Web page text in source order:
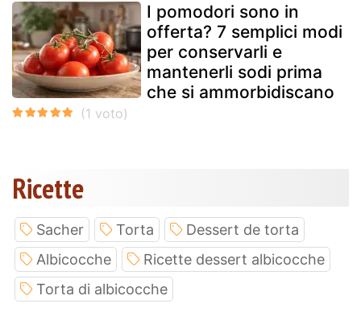
I pomodori sono in
offerta? 7 semplici modi
per conservarli e
mantenerli sodi prima
che si ammorbidiscano
Ricette
Sacher Torta
Dessert de torta
Albicocche
Ricette dessert albicocche
Torta di albicocche